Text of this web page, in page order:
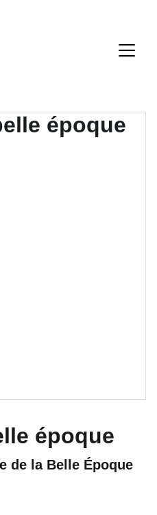
époque
de la Belle Époque